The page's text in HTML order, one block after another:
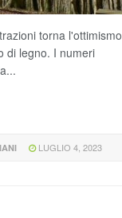
torna l'ottimismo
di legno. I numeri
LUGLIO 4, 2023